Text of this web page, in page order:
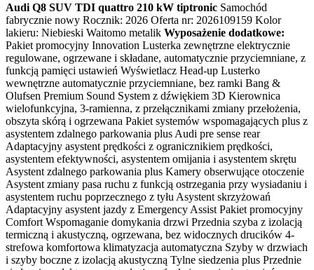
Audi Q8 SUV TDI quattro 210 kW tiptronic Samochód
fabrycznie nowy Rocznik: 2026 Oferta nr: 2026109159 Kolor
lakieru: Niebieski Waitomo metalik Wyposażenie dodatkowe:
Pakiet promocyjny Innovation Lusterka zewnętrzne elektrycznie
regulowane, ogrzewane i składane, automatycznie przyciemniane, z
funkcją pamięci ustawień Wyświetlacz Head-up Lusterko
wewnętrzne automatycznie przyciemniane, bez ramki Bang &
Olufsen Premium Sound System z dźwiękiem 3D Kierownica
wielofunkcyjna, 3-ramienna, z przełącznikami zmiany przełożenia,
obszyta skórą i ogrzewana Pakiet systemów wspomagających plus z
asystentem zdalnego parkowania plus Audi pre sense rear
Adaptacyjny asystent prędkości z ogranicznikiem prędkości,
asystentem efektywności, asystentem omijania i asystentem skrętu
Asystent zdalnego parkowania plus Kamery obserwujące otoczenie
Asystent zmiany pasa ruchu z funkcją ostrzegania przy wysiadaniu i
asystentem ruchu poprzecznego z tyłu Asystent skrzyżowań
Adaptacyjny asystent jazdy z Emergency Assist Pakiet promocyjny
Comfort Wspomaganie domykania drzwi Przednia szyba z izolacją
termiczną i akustyczną, ogrzewana, bez widocznych drucików 4-
strefowa komfortowa klimatyzacja automatyczna Szyby w drzwiach
i szyby boczne z izolacją akustyczną Tylne siedzenia plus Przednie